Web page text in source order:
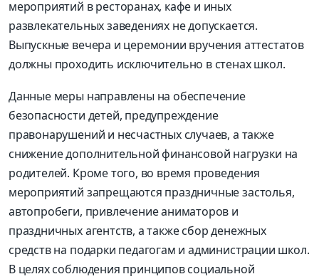
мероприятий в ресторанах, кафе и иных
развлекательных заведениях не допускается.
Выпускные вечера и церемонии вручения аттестатов
должны проходить исключительно в стенах школ.
Данные меры направлены на обеспечение
безопасности детей, предупреждение
правонарушений и несчастных случаев, а также
снижение дополнительной финансовой нагрузки на
родителей. Кроме того, во время проведения
мероприятий запрещаются праздничные застолья,
автопробеги, привлечение аниматоров и
праздничных агентств, а также сбор денежных
средств на подарки педагогам и администрации школ.
В целях соблюдения принципов социальной